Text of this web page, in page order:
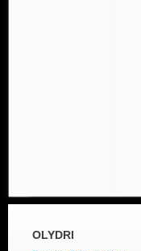
OLYDRI